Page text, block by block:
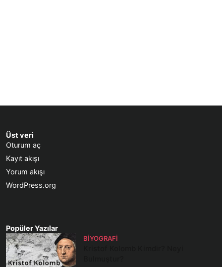
Üst veri
Oturum aç
Kayıt akışı
Yorum akışı
WordPress.org
Popüler Yazılar
BIYOGRAFI